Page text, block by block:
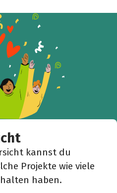
kannst du
Projekte wie viele
haben.